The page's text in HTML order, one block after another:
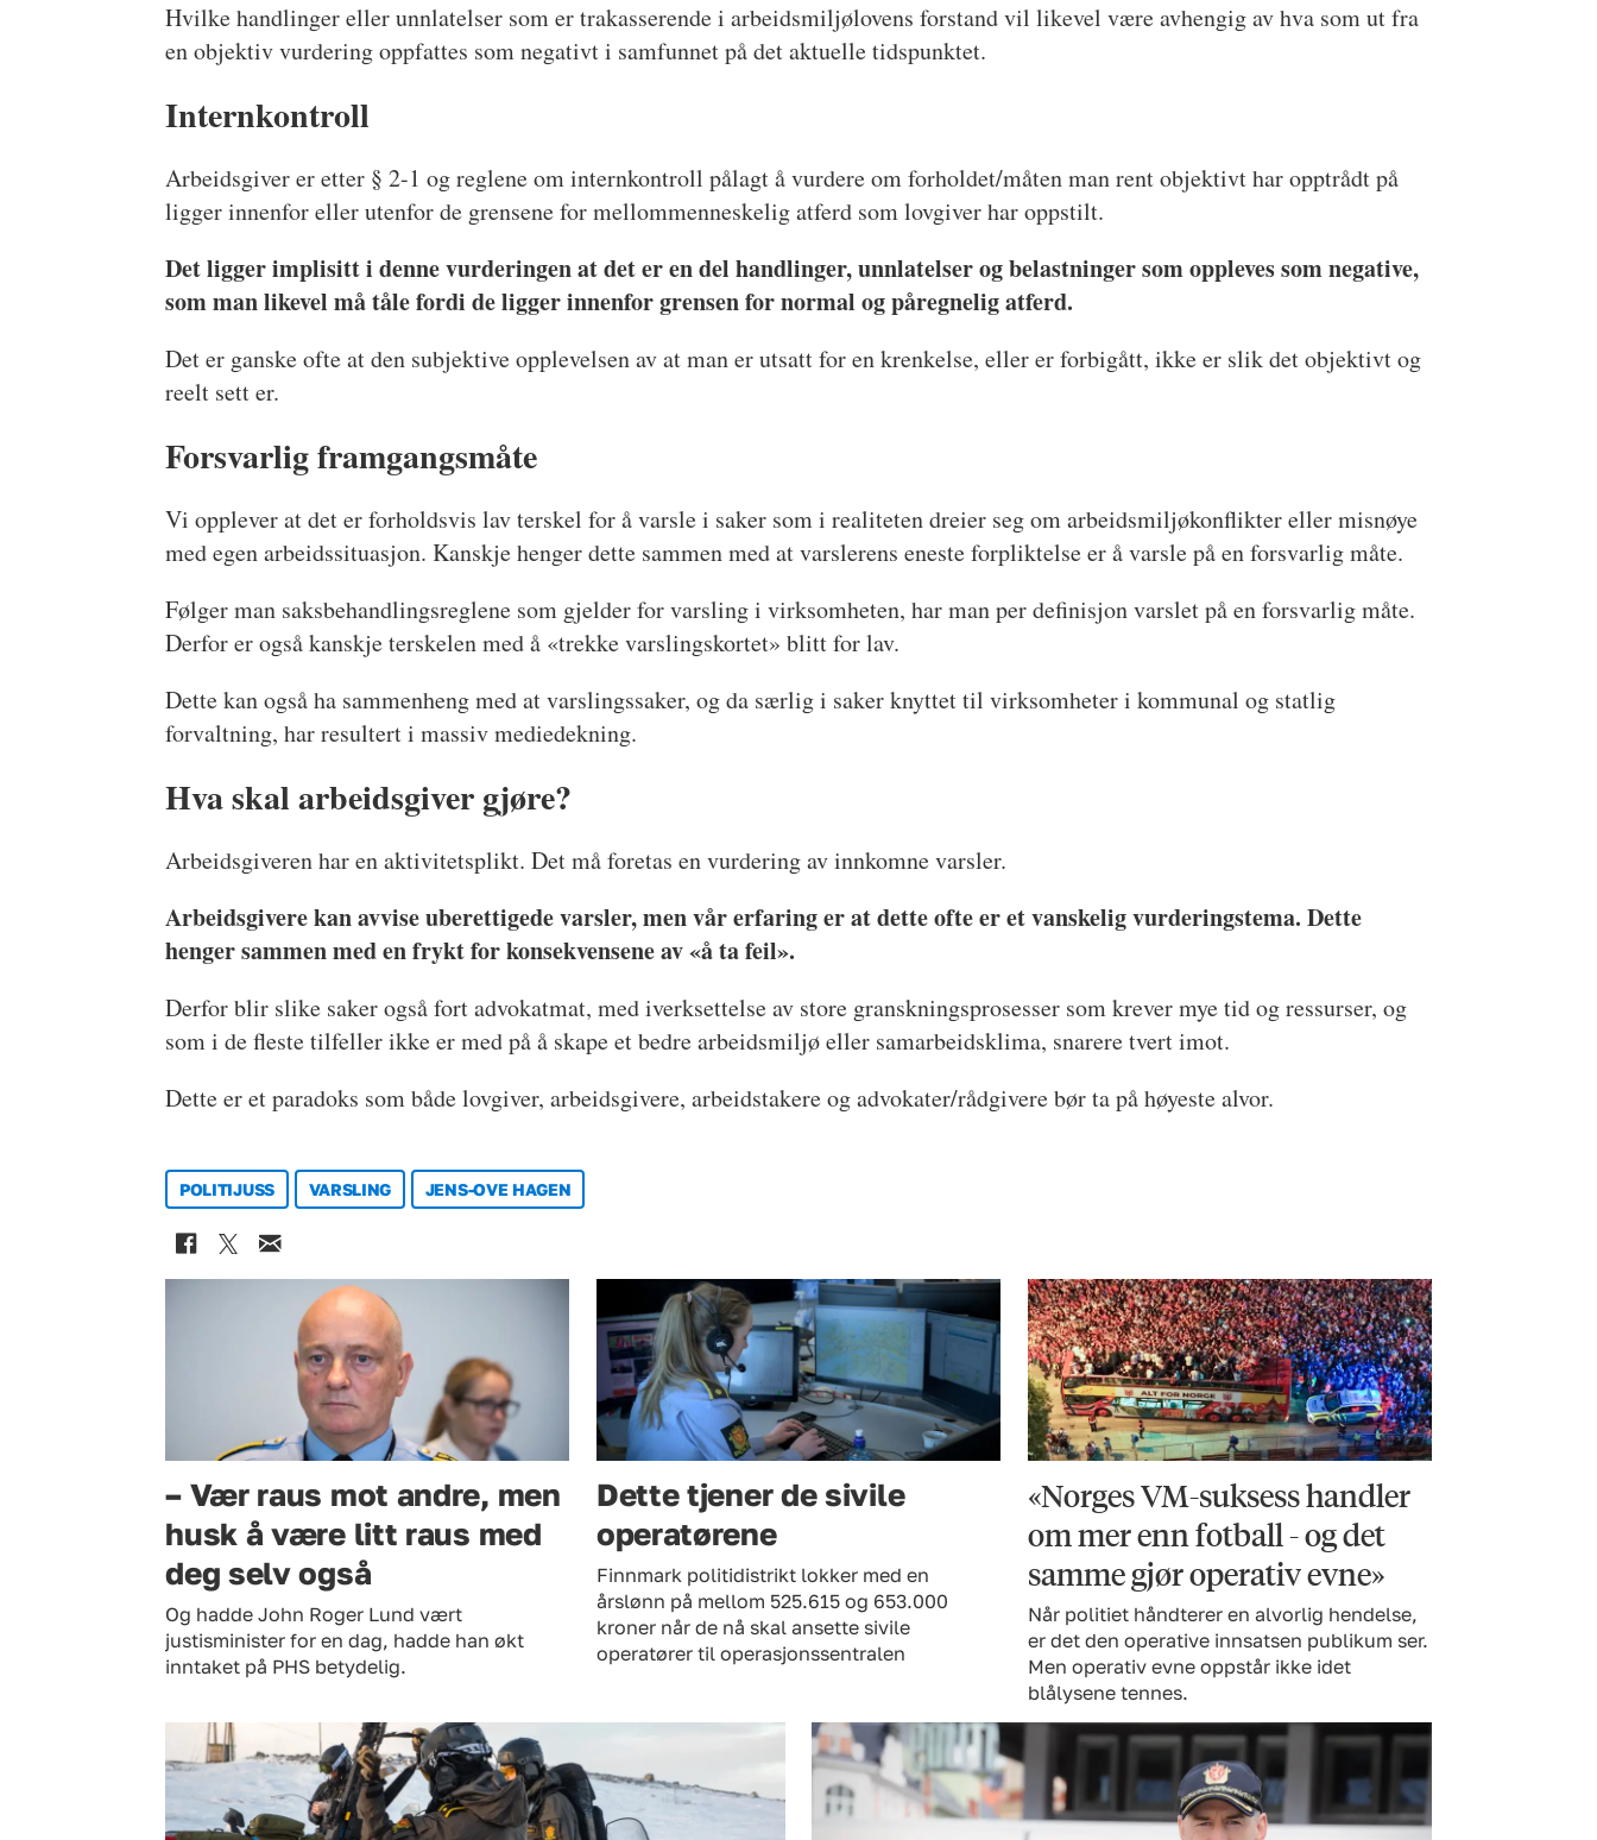
Hvilke handlinger eller unnlatelser som er trakasserende i arbeidsmiljølovens forstand vil likevel være avhengig av hva som ut fra
en objektiv vurdering oppfattes som negativt i samfunnet på det aktuelle tidspunktet.
Internkontroll
Arbeidsgiver er etter § 2-1 og reglene om internkontroll pålagt å vurdere om forholdet/måten man rent objektivt har opptrådt på
ligger innenfor eller utenfor de grensene for mellommenneskelig atferd som lovgiver har oppstilt.
Det ligger implisitt i denne vurderingen at det er en del handlinger, unnlatelser og belastninger som oppleves som negative,
som man likevel må tåle fordi de ligger innenfor grensen for normal og påregnelig atferd.
Det er ganske ofte at den subjektive opplevelsen av at man er utsatt for en krenkelse, eller er forbigått, ikke er slik det objektivt og
reelt sett er.
Forsvarlig framgangsmåte
Vi opplever at det er forholdsvis lav terskel for å varsle i saker som i realiteten dreier seg om arbeidsmiljøkonflikter eller misnøye
med egen arbeidssituasjon. Kanskje henger dette sammen med at varslerens eneste forpliktelse er å varsle på en forsvarlig måte.
Følger man saksbehandlingsreglene som gjelder for varsling i virksomheten, har man per definisjon varslet på en forsvarlig måte.
Derfor er også kanskje terskelen med å «trekke varslingskortet» blitt for lav.
Dette kan også ha sammenheng med at varslingssaker, og da særlig i saker knyttet til virksomheter i kommunal og statlig
forvaltning, har resultert i massiv mediedekning.
Hva skal arbeidsgiver gjøre?
Arbeidsgiveren har en aktivitetsplikt. Det må foretas en vurdering av innkomne varsler.
Arbeidsgivere kan avvise uberettigede varsler, men vår erfaring er at dette ofte er et vanskelig vurderingstema. Dette
henger sammen med en frykt for konsekvensene av «å ta feil».
Derfor blir slike saker også fort advokatmat, med iverksettelse av store granskningsprosesser som krever mye tid og ressurser, og
som i de fleste tilfeller ikke er med på å skape et bedre arbeidsmiljø eller samarbeidsklima, snarere tvert imot.
Dette er et paradoks som både lovgiver, arbeidsgivere, arbeidstakere og advokater/rådgivere bør ta på høyeste alvor.
POLITIJUSS VARSLING JENS-OVE HAGEN
– Vær raus mot andre, men
husk å være litt raus med
deg selv også
Og hadde John Roger Lund vært
justisminister for en dag, hadde han økt
inntaket på PHS betydelig.
Dette tjener de sivile
operatørene
Finnmark politidistrikt lokker med en
årslønn på mellom 525.615 og 653.000
kroner når de nå skal ansette sivile
operatører til operasjonssentralen
«Norges VM-suksess handler
om mer enn fotball - og det
samme gjør operativ evne»
Når politiet håndterer en alvorlig hendelse,
er det den operative innsatsen publikum ser.
Men operativ evne oppstår ikke idet
blålysene tennes.